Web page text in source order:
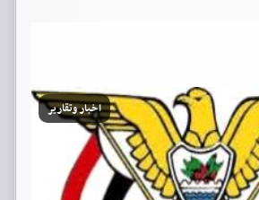
اخبار وتقارير